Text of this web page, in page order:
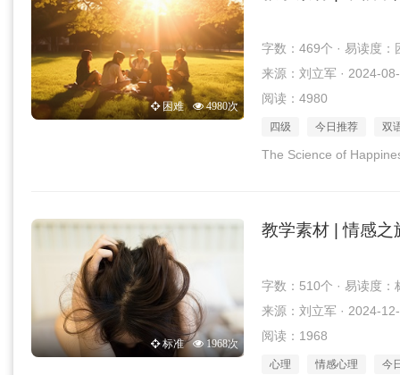
困难 4980次
字数：469个 · 易读度：
来源：刘立军 · 2024-
阅读：4980
四级 今日推荐 双
The Science of
标准 1968次
教学素材 | 情感
字数：510个 · 易读度：
来源：刘立军 · 2024-
阅读：1968
心理 情感心理 今